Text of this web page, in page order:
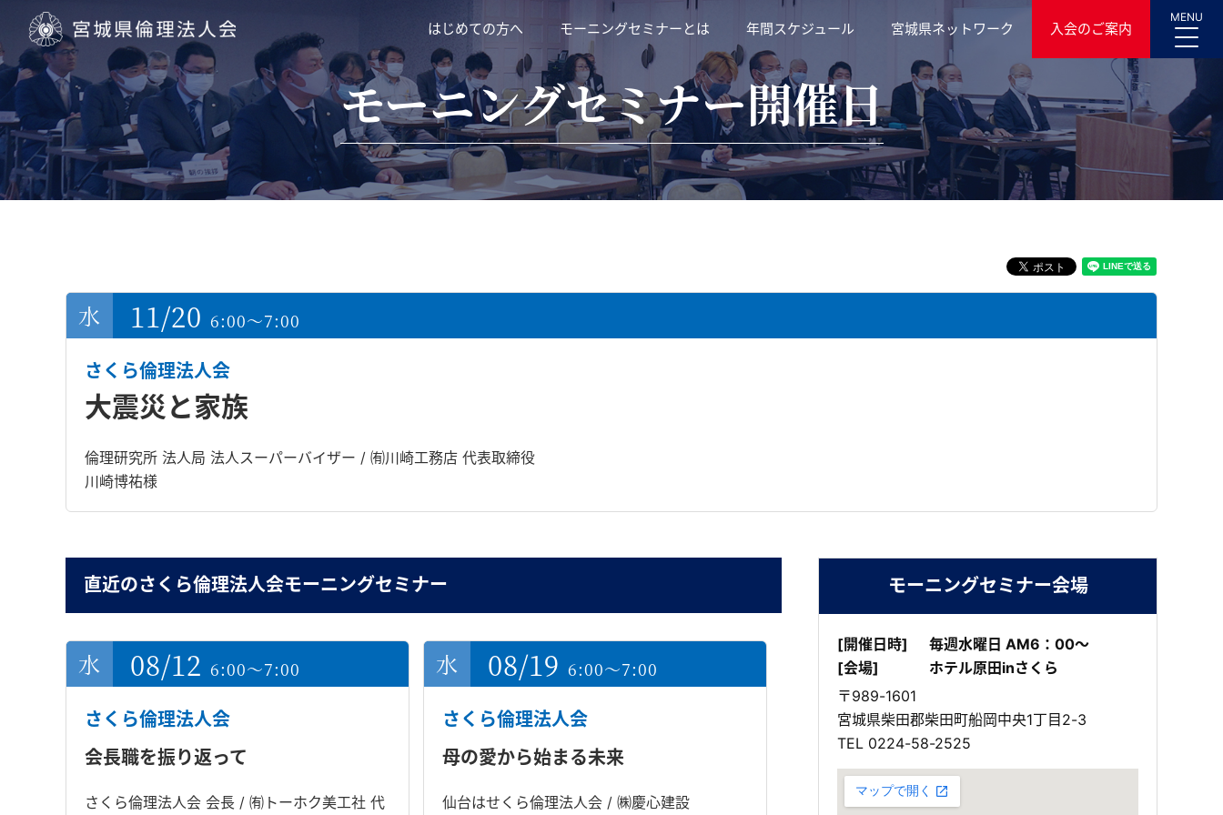
宮城県倫理法人会
はじめての方へ モーニングセミナーとは 年間スケジュール 宮城県ネットワーク 入会のご案内
MENU
モーニングセミナー開催日
11/20 6:00～7:00
さくら倫理法人会
大震災と家族
倫理研究所 法人局 法人スーパーバイザー / ㈲川崎工務店 代表取締役
川崎博祐様
直近のさくら倫理法人会モーニングセミナー
08/12 6:00～7:00
さくら倫理法人会
会長職を振り返って
さくら倫理法人会 会長 / ㈲トーホク美工社 代
08/196:00～7:00
さくら倫理法人会
母の愛から始まる未来
仙台はせくら倫理法人会 / ㈱慶心建設
モーニングセミナー会場
[開催日時]
毎週水曜日 AM6：00～
[会場]
ホテル原田inさくら
〒989-1601
宮城県柴田郡柴田町船岡中央1丁目2-3
TEL 0224-58-2525